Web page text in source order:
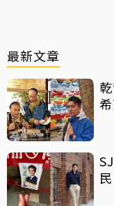
最新文章